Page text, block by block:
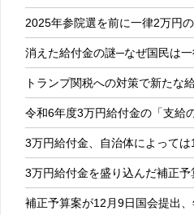
2025年参院選を前に一律2万円
消えた給付金の謎─なぜ国民は
トランプ関税への対策で新たな
令和6年度3万円給付金の「支給
3万円給付金、自治体によって
3万円給付金を盛り込んだ補正
補正予算案が12月9日国会提出